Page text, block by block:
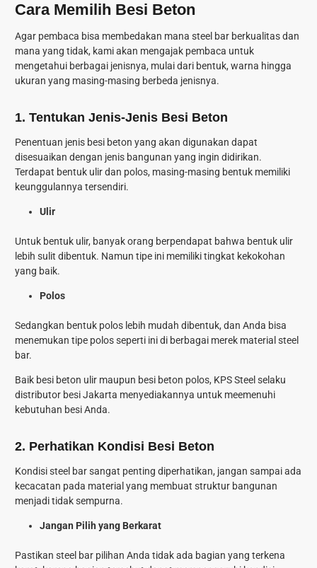
Cara Memilih Besi Beton
Agar pembaca bisa membedakan mana steel bar berkualitas dan
mana yang tidak, kami akan mengajak pembaca untuk
mengetahui berbagai jenisnya, mulai dari bentuk, warna hingga
ukuran yang masing-masing berbeda jenisnya.
1. Tentukan Jenis-Jenis Besi Beton
Penentuan jenis besi beton yang akan digunakan dapat
disesuaikan dengan jenis bangunan yang ingin didirikan.
Terdapat bentuk ulir dan polos, masing-masing bentuk memiliki
keunggulannya tersendiri.
Ulir
Untuk bentuk ulir, banyak orang berpendapat bahwa bentuk ulir
lebih sulit dibentuk. Namun tipe ini memiliki tingkat kekokohan
yang baik.
Polos
Sedangkan bentuk polos lebih mudah dibentuk, dan Anda bisa
menemukan tipe polos seperti ini di berbagai merek material steel
bar.
Baik besi beton ulir maupun besi beton polos, KPS Steel selaku
distributor besi Jakarta menyediakannya untuk meemenuhi
kebutuhan besi Anda.
2. Perhatikan Kondisi Besi Beton
Kondisi steel bar sangat penting diperhatikan, jangan sampai ada
kecacatan pada material yang membuat struktur bangunan
menjadi tidak sempurna.
Jangan Pilih yang Berkarat
Pastikan steel bar pilihan Anda tidak ada bagian yang terkena